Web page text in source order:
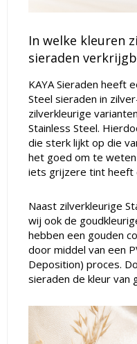
In welke kleuren
sieraden
KAYA Sieraden heeft
Steel sieraden in
zilverkleurige
Stainless Steel.
die sterk lijkt op die
het goed om te
iets grijzere tint heeft
Naast zilverkleurige
wij ook de
hebben een gouden
door middel van een
Deposition) proces.
sieraden de kleur van